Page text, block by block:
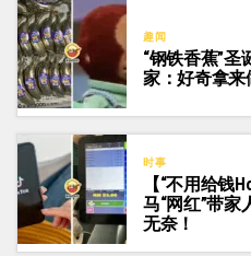
趣闻
“钢铁香蕉”圣
家：好奇拿来
时事
【“不用给钱
马“网红”带家
无奈！